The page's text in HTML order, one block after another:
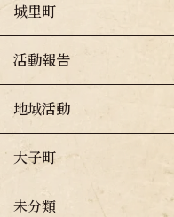
城里町
活動報告
地域活動
大子町
未分類